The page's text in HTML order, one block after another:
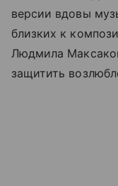
версии вдовы
близких к
Людмила
защитить